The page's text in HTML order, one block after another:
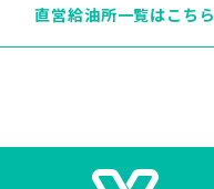
直営給油所一覧はこちら